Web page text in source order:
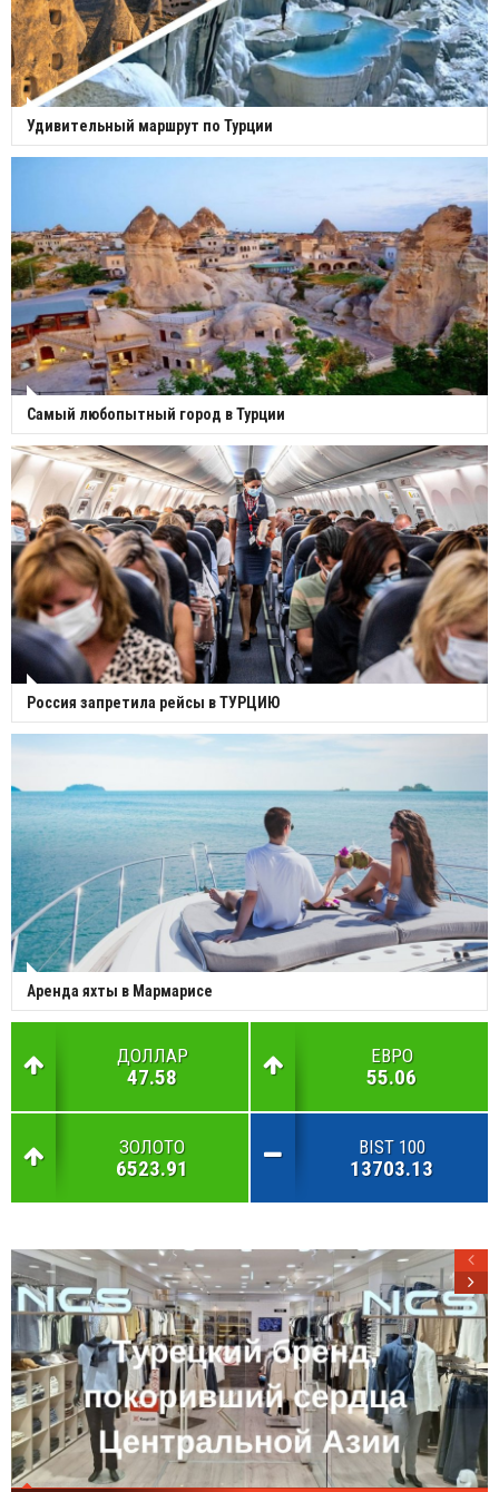
Удивительный маршрут по Турции
Самый любопытный город в Турции
Россия запретила рейсы в ТУРЦИЮ
Аренда яхты в Мармарисе
ДОЛЛАР
47.58
ЕВРО
55.06
ЗОЛОТО
6523.91
BIST 100
13703.13